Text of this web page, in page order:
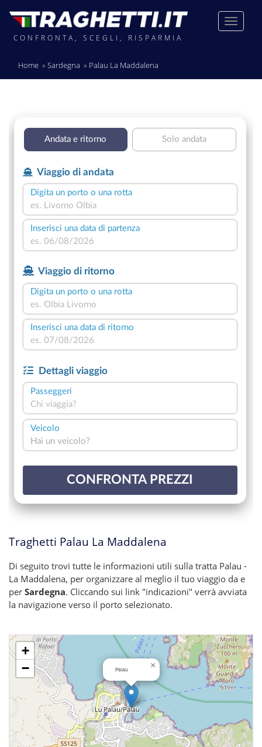
CONFRONTA, SCEGLI, RISPARMIA
Home Sardegna Palau La Maddalena
Traghetti Palau La Maddalena
Di seguito trovi tutte le informazioni utili sulla tratta Palau -
La Maddalena, per organizzare al meglio il tuo viaggio da e
per Sardegna. Cliccando sui link "indicazioni" verrà avviata
la navigazione verso il porto selezionato.
Palau ×
+
−